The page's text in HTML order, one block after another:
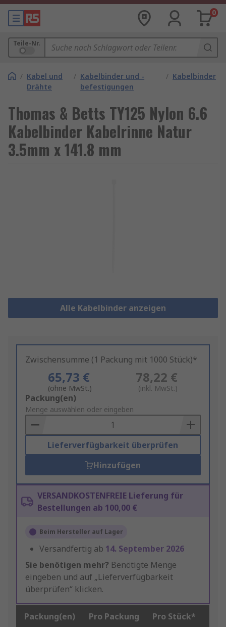
0
Teile-Nr.
/ Kabel und
Drähte
/ Kabelbinder und -
befestigungen
/ Kabelbinder
Thomas & Betts TY125 Nylon 6.6
Kabelbinder Kabelrinne Natur
3.5mm x 141.8 mm
Alle Kabelbinder anzeigen
Zwischensumme (1 Packung mit 1000 Stück)*
65,73 €
(ohne MwSt.)
78,22 €
(inkl. MwSt.)
Add
to
Basket
Packung(en)
Menge auswählen oder eingeben
Lieferverfügbarkeit überprüfen
Hinzufügen
VERSANDKOSTENFREIE Lieferung für
Bestellungen ab 100,00 €
Beim Hersteller auf Lager
Versandfertig ab 14. September 2026
Sie benötigen mehr? Benötigte Menge
eingeben und auf „Lieferverfügbarkeit
überprüfen“ klicken.
Packung(en) Pro Packung Pro Stück*